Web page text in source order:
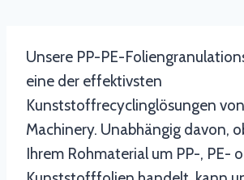
Unsere PP-PE-
eine der effektivsten
Kunststoffrecyclinglösungen
Machinery. Unabhängig davon,
Ihrem Rohmaterial um PP-, PE-